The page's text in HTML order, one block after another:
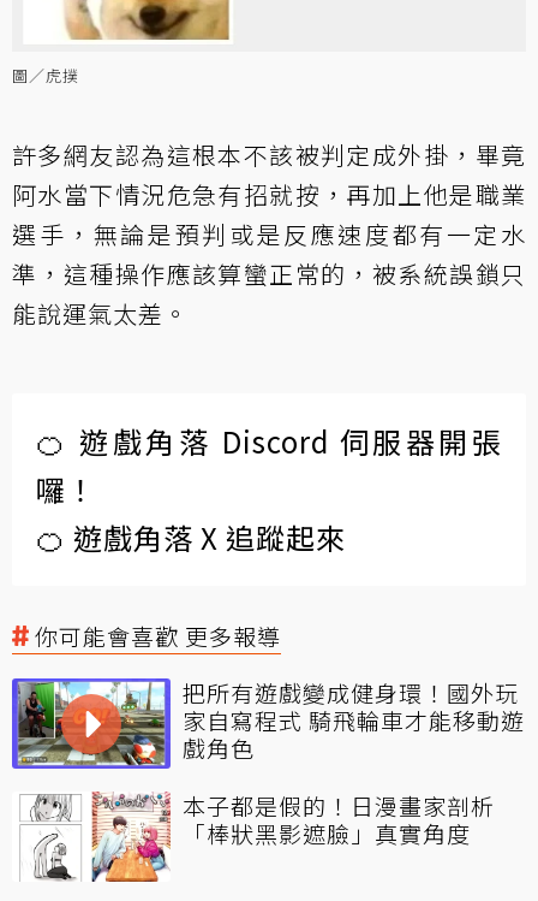
圖／虎撲
許多網友認為這根本不該被判定成外掛，畢竟
阿水當下情況危急有招就按，再加上他是職業
選手，無論是預判或是反應速度都有一定水
準，這種操作應該算蠻正常的，被系統誤鎖只
能說運氣太差。
🍊 遊戲角落 Discord 伺服器開張
囉！
🍊 遊戲角落 X 追蹤起來
你可能會喜歡 更多報導
把所有遊戲變成健身環！國外玩
家自寫程式 騎飛輪車才能移動遊
戲角色
本子都是假的！日漫畫家剖析
「棒狀黑影遮臉」真實角度